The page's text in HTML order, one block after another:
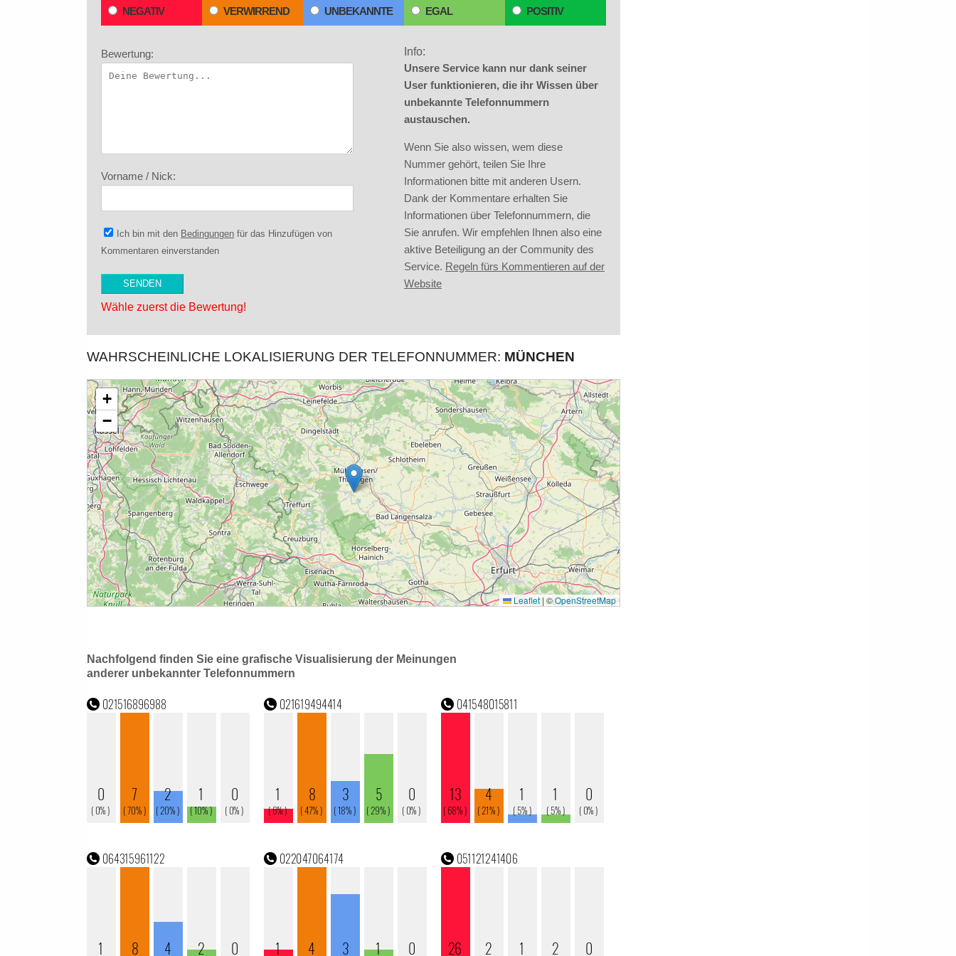
NEGATIV VERWIRREND UNBEKANNTE EGAL POSITIV
Bewertung:
Vorname / Nick:
Ich bin mit den Bedingungen für das Hinzufügen von
Kommentaren einverstanden
Wähle zuerst die Bewertung!
Info:
Unsere Service kann nur dank seiner
User funktionieren, die ihr Wissen über
unbekannte Telefonnummern
austauschen.
Wenn Sie also wissen, wem diese
Nummer gehört, teilen Sie Ihre
Informationen bitte mit anderen Usern.
Dank der Kommentare erhalten Sie
Informationen über Telefonnummern, die
Sie anrufen. Wir empfehlen Ihnen also eine
aktive Beteiligung an der Community des
Service. Regeln fürs Kommentieren auf der
Website
WAHRSCHEINLICHE LOKALISIERUNG DER TELEFONNUMMER: MÜNCHEN
Nachfolgend finden Sie eine grafische Visualisierung der Meinungen
anderer unbekannter Telefonnummern